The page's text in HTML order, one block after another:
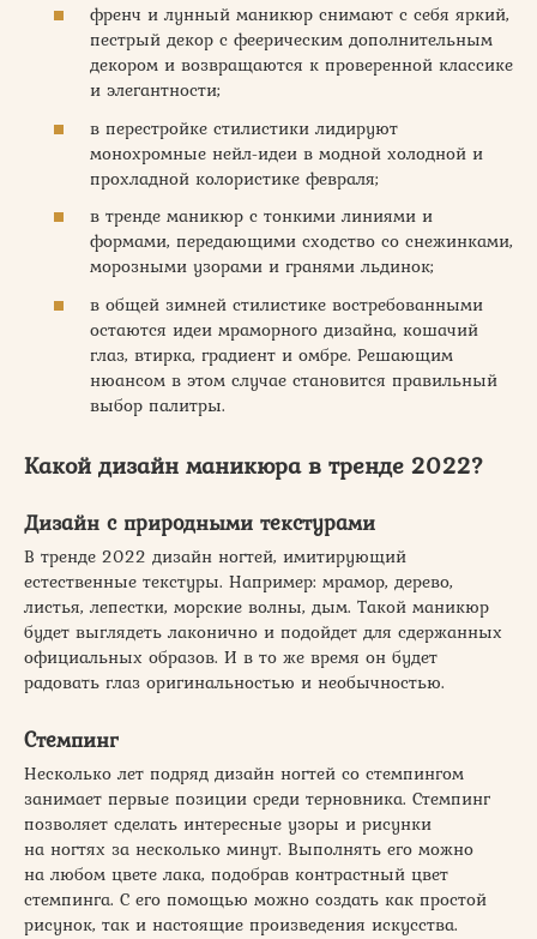
френч и лунный маникюр снимают с себя яркий,
пестрый декор с феерическим дополнительным
декором и возвращаются к проверенной классике
и элегантности;
в перестройке стилистики лидируют
монохромные нейл-идеи в модной холодной и
прохладной колористике февраля;
в тренде маникюр с тонкими линиями и
формами, передающими сходство со снежинками,
морозными узорами и гранями льдинок;
в общей зимней стилистике востребованными
остаются идеи мраморного дизайна, кошачий
глаз, втирка, градиент и омбре. Решающим
нюансом в этом случае становится правильный
выбор палитры.
Какой дизайн маникюра в тренде 2022?
Дизайн с природными текстурами
В тренде 2022 дизайн ногтей, имитирующий
естественные текстуры. Например: мрамор, дерево,
листья, лепестки, морские волны, дым. Такой маникюр
будет выглядеть лаконично и подойдет для сдержанных
официальных образов. И в то же время он будет
радовать глаз оригинальностью и необычностью.
Стемпинг
Несколько лет подряд дизайн ногтей со стемпингом
занимает первые позиции среди терновника. Стемпинг
позволяет сделать интересные узоры и рисунки
на ногтях за несколько минут. Выполнять его можно
на любом цвете лака, подобрав контрастный цвет
стемпинга. С его помощью можно создать как простой
рисунок, так и настоящие произведения искусства.